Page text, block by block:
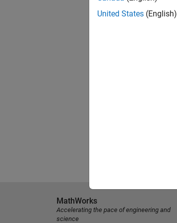
United States (English)
MathWorks
Accelerating the pace of engineering and
science